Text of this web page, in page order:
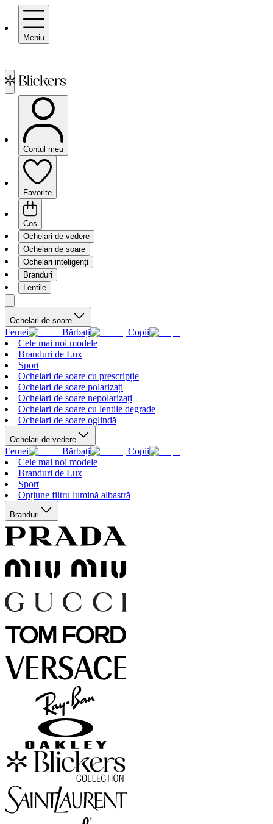
Meniu
Contul meu
Favorite
Coș
Ochelari de vedere
Ochelari de soare
Ochelari inteligenți
Branduri
Lentile
Ochelari de soare
Femei Bărbați
Copii
Cele mai noi modele
Branduri de Lux
Sport
Ochelari de soare cu prescripție
Ochelari de soare polarizați
Ochelari de soare nepolarizați
Ochelari de soare cu lentile degrade
Ochelari de soare oglindă
Ochelari de vedere
Femei Bărbați
Copii
Cele mai noi modele
Branduri de Lux
Sport
Opțiune filtru lumină albastră
Branduri